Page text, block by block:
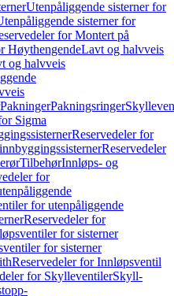
Utenpåliggende sisterner for
sisterner for
for Montert på
HøythengendeLavt og halvveis
og halvveis
PakningerPakningsringer
Sigma
Reservedeler for
Reservedeler
TilbehørInnløps- og
for
for utenpåliggende
Reservedeler for
for sisterner
for sisterner
Reservedeler for Innløpsventil
for SkylleventilerSkyll-